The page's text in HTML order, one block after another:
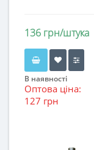
136 грн/штука
В наявності
Оптова ціна:
127 грн